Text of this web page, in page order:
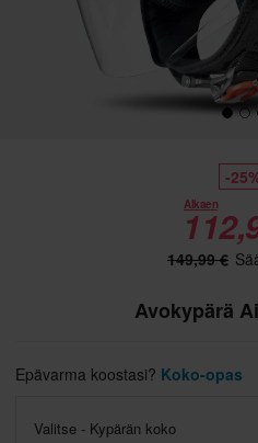
-
Alkaen
149,99 €
Avokypärä
Epävarma koostasi? Koko-opas
Valitse - Kypärän koko